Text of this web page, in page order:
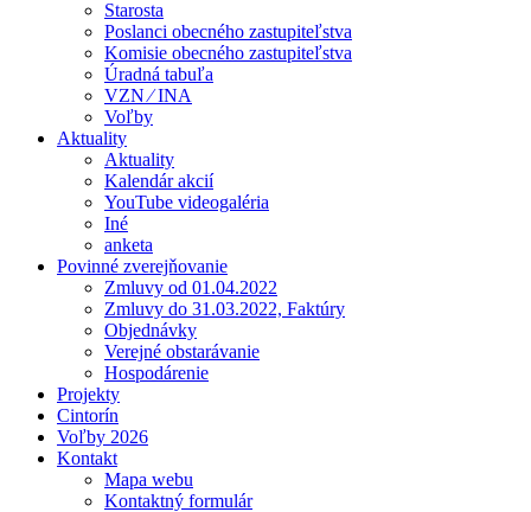
Starosta
Poslanci obecného zastupiteľstva
Komisie obecného zastupiteľstva
Úradná tabuľa
VZN ⁄ INA
Voľby
Aktuality
Aktuality
Kalendár akcií
YouTube videogaléria
Iné
anketa
Povinné zverejňovanie
Zmluvy od 01.04.2022
Zmluvy do 31.03.2022, Faktúry
Objednávky
Verejné obstarávanie
Hospodárenie
Projekty
Cintorín
Voľby 2026
Kontakt
Mapa webu
Kontaktný formulár